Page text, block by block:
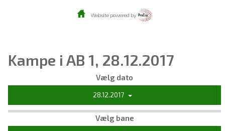
Website powered by
Kampe i AB 1, 28.12.2017
Vælg dato
28.12.2017
Vælg bane